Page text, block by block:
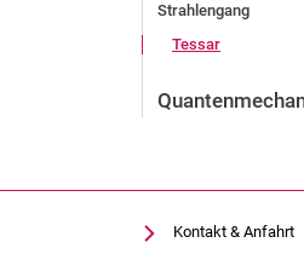
Strahlengang
Tessar
Kontakt & Anfahrt